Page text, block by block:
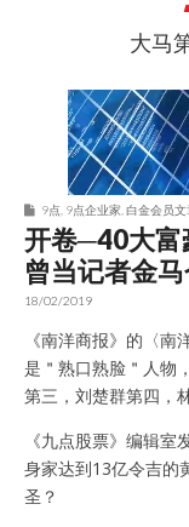
9点
大马
9点 9点企业家 白金会员文
开卷─40大富
曾当记者金
18/02/2019
《南洋商报》的〈
是＂熟口熟脸＂人物
第三，刘楚群第四，
《九点股票》编辑室
身家达到13亿令吉的
圣？